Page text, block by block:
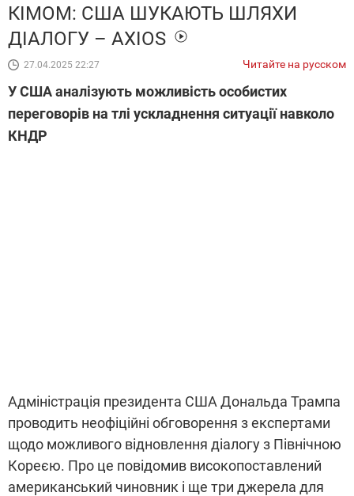
КІМОМ: США ШУКАЮТЬ ШЛЯХИ
ДІАЛОГУ – AXIOS
27.04.2025 22:27 Читайте на русском
У США аналізують можливість особистих
переговорів на тлі ускладнення ситуації навколо
КНДР
Адміністрація президента США Дональда Трампа
проводить неофіційні обговорення з експертами
щодо можливого відновлення діалогу з Північною
Кореєю. Про це повідомив високопоставлений
американський чиновник і ще три джерела для